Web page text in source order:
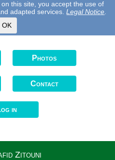
this site, you accept the use of
adapted services.Legal Notice
OK
Photos
Contact
in
Zitouni